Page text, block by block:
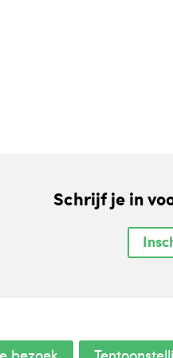
Schrijf je in